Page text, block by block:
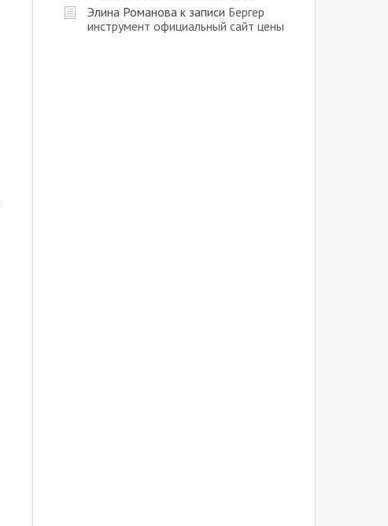
Элина Романова к записи Бергер
инструмент официальный сайт цены